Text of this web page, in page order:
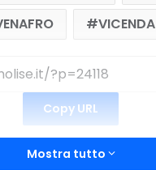
VICENDA
Copy URL
Mostra tutto